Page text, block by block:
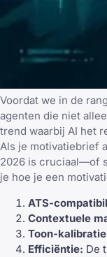
Voordat we in de
agenten die niet
trend waarbij AI het
Als je motivatiebrief
2026 is cruciaal—of
je hoe je een
ATS-
Contextuele
Toon-
Efficiëntie: De